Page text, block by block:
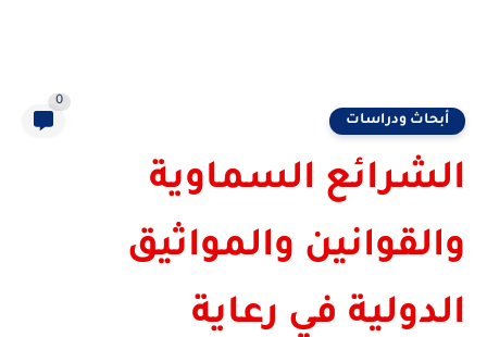
أبحاث ودراسات
0
الشرائع السماوية
والقوانين والمواثيق
الدولية في رعاية